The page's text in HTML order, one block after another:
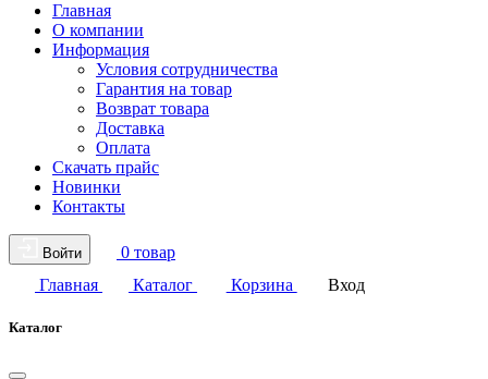
Главная
О компании
Информация
Условия сотрудничества
Гарантия на товар
Возврат товара
Доставка
Оплата
Скачать прайс
Новинки
Контакты
Войти
0 товар
Главная
Каталог Корзина Вход
Каталог